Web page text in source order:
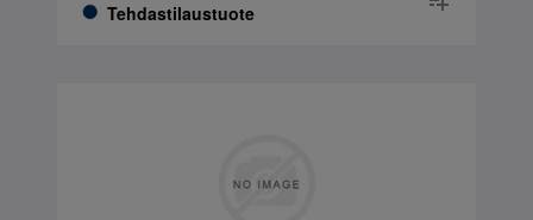
Tehdastilaustuote